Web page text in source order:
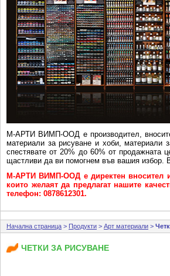
М-АРТИ ВИМП-ООД e производител,
материали за рисуване и хоби, материали
спестявате от 20% до 60% от
щастливи да ви помогнем във вашия избор.
М-АРТИ ВИМП-ООД е директен вносител
които желаят да предлагат нашите
телефон: 0878612301.
Начална страница > Продукти > Арт материали >
ЧЕТКИ ЗА РИСУВАНЕ